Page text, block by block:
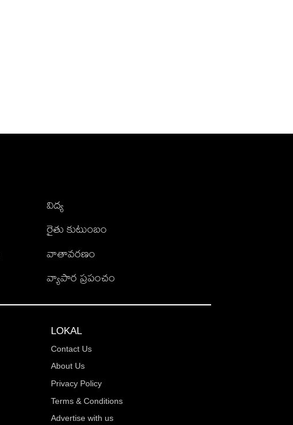
విద్య
రైతు కుటుంబం
వాతావరణం
వ్యాపార ప్రపంచం
LOKAL
Contact Us
About Us
Privacy Policy
Terms & Conditions
Advertise with us